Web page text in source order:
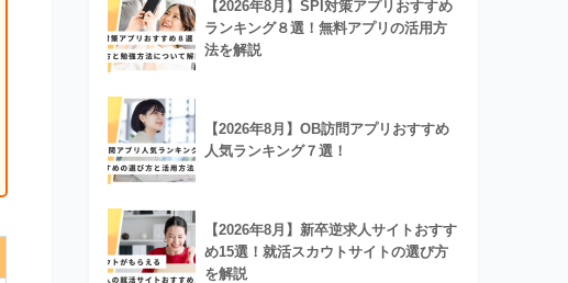
【2026年8月】SPI対策アプリおすすめ
ランキング８選！無料アプリの活用方
法を解説
【2026年8月】OB訪問アプリおすすめ
人気ランキング７選！
【2026年8月】新卒逆求人サイトおすす
め15選！就活スカウトサイトの選び方
を解説